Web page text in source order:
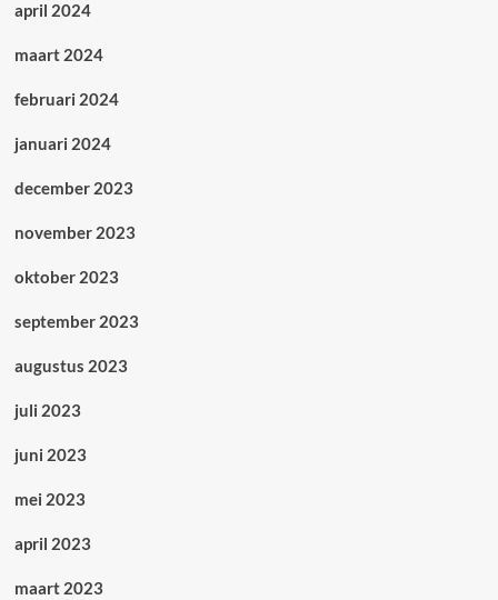
april 2024
maart 2024
februari 2024
januari 2024
december 2023
november 2023
oktober 2023
september 2023
augustus 2023
juli 2023
juni 2023
mei 2023
april 2023
maart 2023